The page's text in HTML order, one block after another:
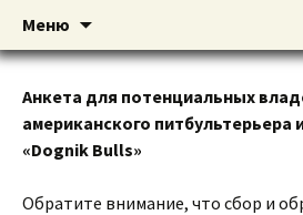
DOGNIK BULLS
American pitbull terrier
BULLS Europe. ADBA
puppies for sale.
Меню
содержимому
Анкета для потенциальных
американского питбультерьера
«Dognik Bulls»
Обратите внимание, что сбор и